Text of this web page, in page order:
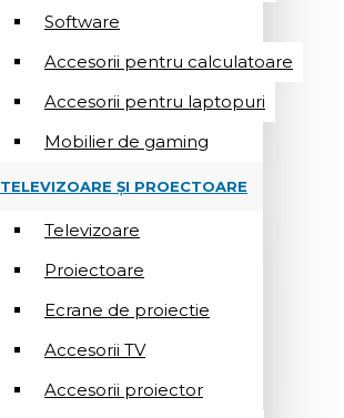
Software
Accesorii pentru calculatoare
Accesorii pentru laptopuri
Mobilier de gaming
TELEVIZOARE ȘI PROECTOARE
Televizoare
Proiectoare
Ecrane de proiectie
Accesorii TV
Accesorii proiector